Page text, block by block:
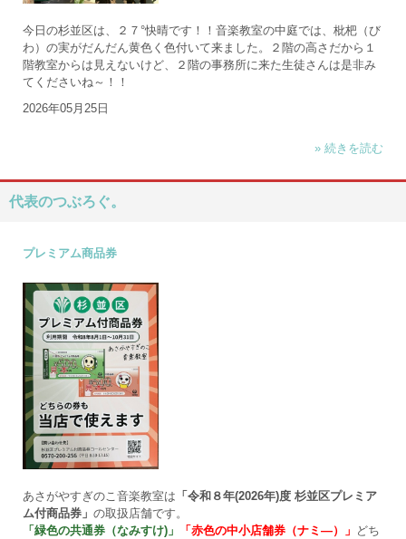
今日の杉並区は、２７°快晴です！！音楽教室の中庭では、枇杷（び
わ）の実がだんだん黄色く色付いて来ました。２階の高さだから１
階教室からは見えないけど、２階の事務所に来た生徒さんは是非み
てくださいね～！！
2026年05月25日
» 続きを読む
代表のつぶろぐ。
プレミアム商品券
あさがやすぎのこ音楽教室は 「令和８年(2026年)度 杉並区プレミア
ム付商品券」 の取扱店舗です。
「緑色の共通券（なみすけ)」
「赤色の中小店舗券（ナミ―）」 どち